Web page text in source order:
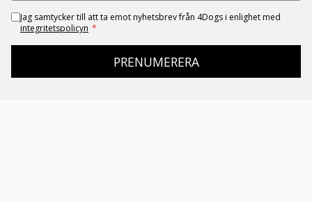
Jag samtycker till att ta emot nyhetsbrev från 4Dogs i enlighet med
integritetspolicyn *
PRENUMERERA